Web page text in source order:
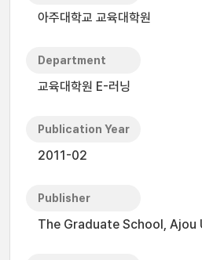
아주대학교 교육대학원
Department
교육대학원 E-러닝
Publication Year
2011-02
Publisher
The Graduate School, Ajou